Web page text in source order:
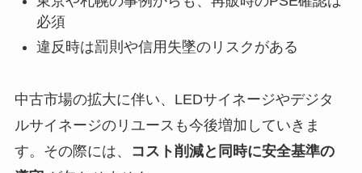
必須
違反時は罰則や信用失墜のリスクがある
中古市場の拡大に伴い、LEDサイネージやデジタ
ルサイネージのリユースも今後増加していきま
す。その際には、
コスト削減と同時に安全基準の